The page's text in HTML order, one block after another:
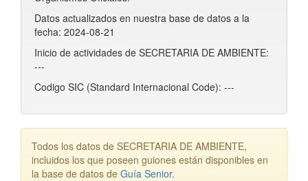
Datos actualizados en nuestra base de datos a la
fecha: 2024-08-21
Inicio de actividades de SECRETARIA DE AMBIENTE:
---
Codigo SIC (Standard Internacional Code): ---
Todos los datos de SECRETARIA DE AMBIENTE,
incluidos los que poseen guiones están disponibles en
la base de datos de Guía Senior.